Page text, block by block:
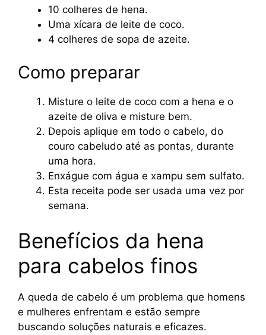
10 colheres de hena.
Uma xícara de leite de coco.
4 colheres de sopa de azeite.
Como preparar
Misture o leite de coco com a hena e o
azeite de oliva e misture bem.
Depois aplique em todo o cabelo, do
couro cabeludo até as pontas, durante
uma hora.
Enxágue com água e xampu sem sulfato.
Esta receita pode ser usada uma vez por
semana.
Benefícios da hena
para cabelos finos
A queda de cabelo é um problema que homens
e mulheres enfrentam e estão sempre
buscando soluções naturais e eficazes.